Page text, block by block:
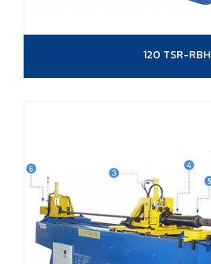
120 TSR-RBH